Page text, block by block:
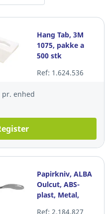
Hang Tab, 3M
1075, pakke a
500 stk
Ref: 1.624.536
pr. enhed
Papirkniv, ALBA
Oulcut, ABS-
plast, Metal,
Ref: 2.184.827